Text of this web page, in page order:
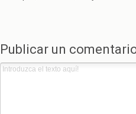
Publicar un